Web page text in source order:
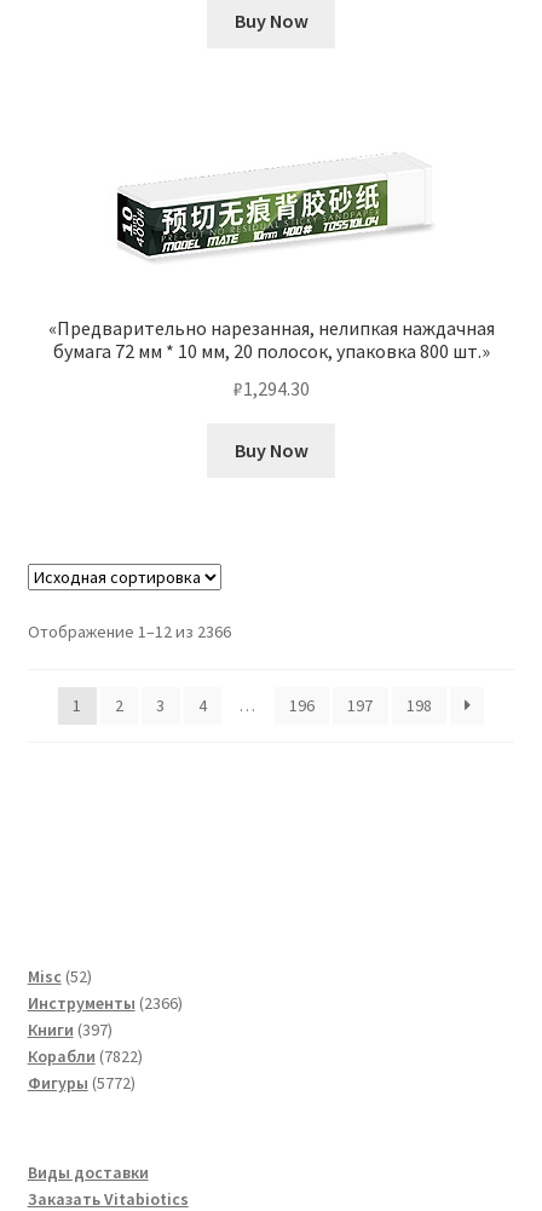
Buy Now
«Предварительно нарезанная, нелипкая наждачная
бумага 72 мм * 10 мм, 20 полосок, упаковка 800 шт.»
₽1,294.30
Buy Now
Отображение 1–12 из 2366
1 2 3 4 … 196 197 198
Misc 5252
товара
Инструменты 23662366
Книги 397397
товаров
Корабли 78227822
Фигуры 57725772
Виды доставки
Заказать Vitabiotics